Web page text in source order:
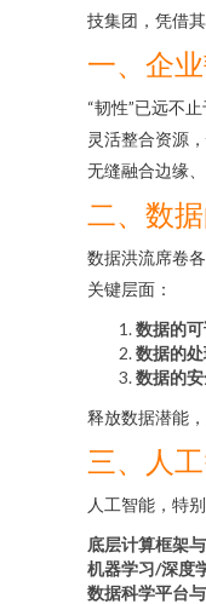
技集团，凭借
一、企
“韧性”已远不
灵活整合资源
无缝融合边缘
二、数
数据洪流席卷
关键层面：
数据的
数据的
数据的
释放数据潜能
三、人
人工智能，特
底层计算框架
机器学习/深度
数据科学平台